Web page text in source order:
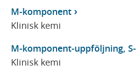
M-komponent
Klinisk kemi
M-komponent-uppföljning, S-
Klinisk kemi